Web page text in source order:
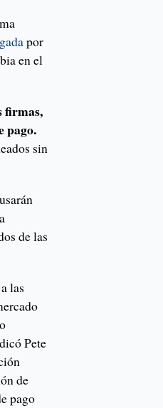
por
en el
firmas,
pago.
sin
de las
las
Pete
de
pago